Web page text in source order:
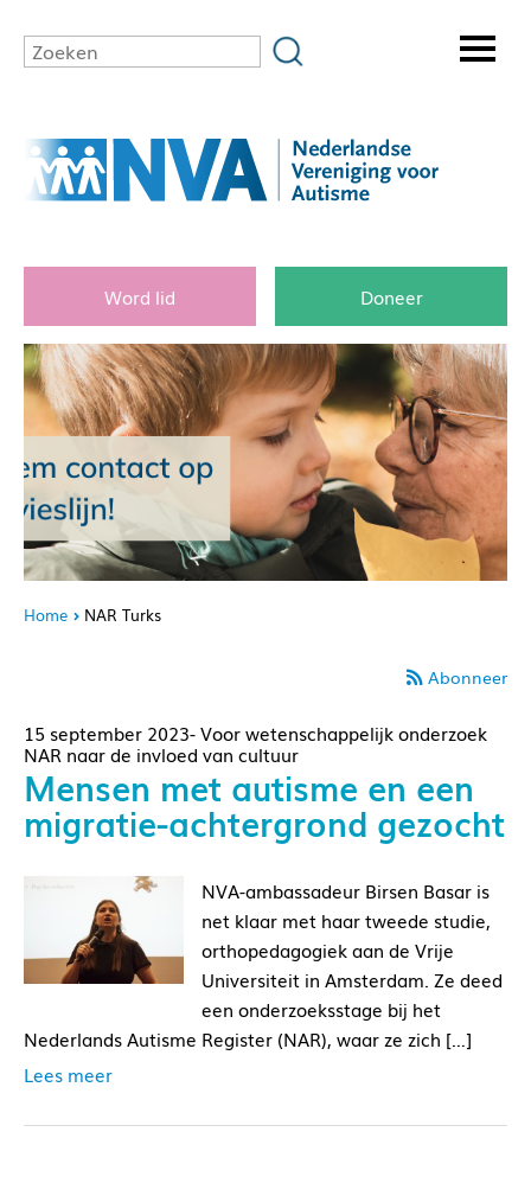
Word lid Doneer
Home NAR Turks
Abonneer
15 september 2023- Voor wetenschappelijk onderzoek
NAR naar de invloed van cultuur
Mensen met autisme en een
migratie-achtergrond gezocht
NVA-ambassadeur Birsen Basar is
net klaar met haar tweede studie,
orthopedagogiek aan de Vrije
Universiteit in Amsterdam. Ze deed
een onderzoeksstage bij het
Nederlands Autisme Register (NAR), waar ze zich […]
Lees meer